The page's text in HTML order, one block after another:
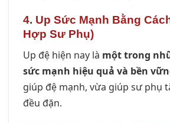
4. Up Sức Mạnh Bằng
Hợp Sư Phụ)
Up đệ hiện nay là một trong
sức mạnh hiệu quả và bền
giúp đệ mạnh, vừa giúp sư phụ
đều đặn.